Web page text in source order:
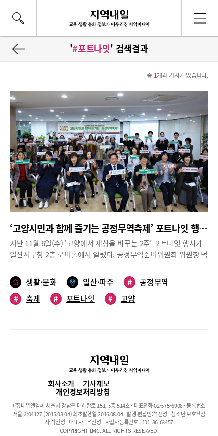
'#포트나잇' 검색결과
총 1개의 기사가 있습니다.
‘고양시민과 함께 즐기는 공정무역축제’ 포트나잇 행사 열려
지난 11월 6일(수) ‘고양에서 세상을 바꾸는 2주’ 포트나잇 행사가
일산서구청 2층 로비홀에서 열렸다. 공정무역준비위원회 위원장 덕
은정 도의원의 축사가 이어졌다. 행사는 1부(고양 재즈밴드 차유빈
트리오 공연), 2부(‘기후변화와 공정무역’ 강연), 3부(참석자들의 공
정무역 소 토론회)로 꾸며졌다. 이번 포트나잇 행사는 ‘고양시민과
생활·문화 일산·파주 #
공정무역
#
축제 # 포트나잇 # 고양
회사소개 기사제보
개인정보처리방침
(주)내일엘엠씨 서울시 강남구 테헤란로 151, 5층 514호 · 대표전화 02-575-6908 · 등록번호
서울 아04127 (2016.08.04) 최초발행일 2016.08.04 · 발행·편집인:석진성 · 청소년 보호책임
자:석진성 · 대표자 : 석진성 · 사업자등록번호 : 101-86-68457
COPYRIGHT LMC. ALL RIGHTS RESERVED.